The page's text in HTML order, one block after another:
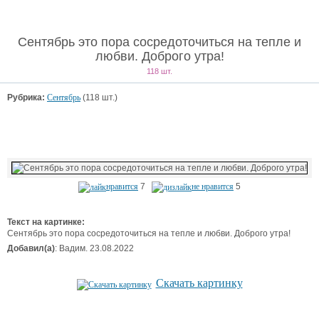
Сентябрь это пора сосредоточиться на тепле и
любви. Доброго утра!
118 шт.
Рубрика: Сентябрь (118 шт.)
нравится 7 не нравится 5
Текст на картинке:
Сентябрь это пора сосредоточиться на тепле и любви. Доброго утра!
Добавил(а): Вадим. 23.08.2022
Скачать картинку